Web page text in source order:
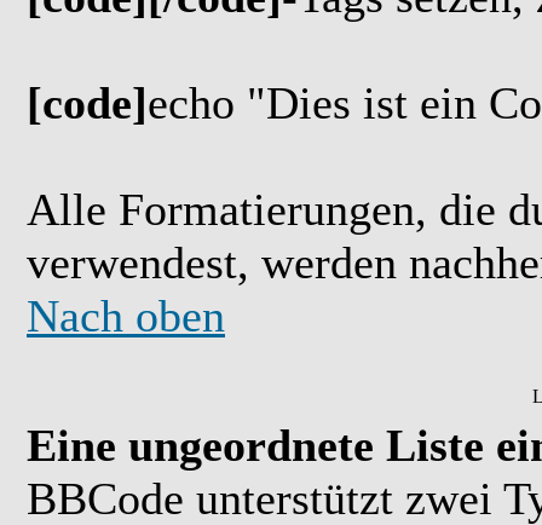
[code]echo "Dies ist ein
Alle Formatierungen, die
verwendest, werden
Nach oben
Eine ungeordnete Liste
BBCode unterstützt zwei